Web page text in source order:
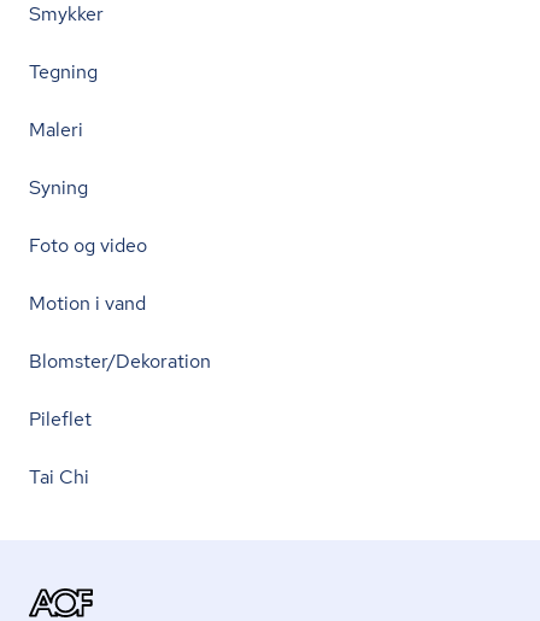
Smykker
Tegning
Maleri
Syning
Foto og video
Motion i vand
Blomster/Dekoration
Pileflet
Tai Chi